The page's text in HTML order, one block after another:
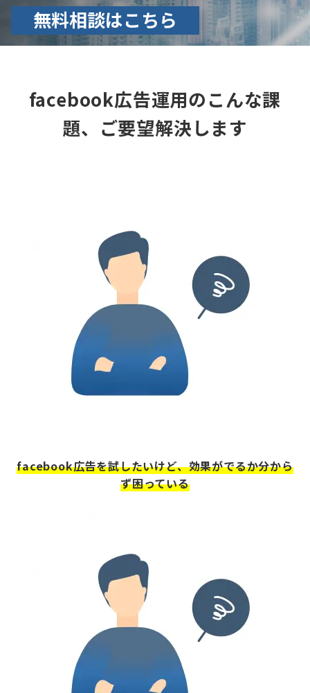
無料相談はこちら
facebook広告運用のこんな課
題、ご要望解決します
facebook広告を試したいけど、効果がでるか分から
ず困っている